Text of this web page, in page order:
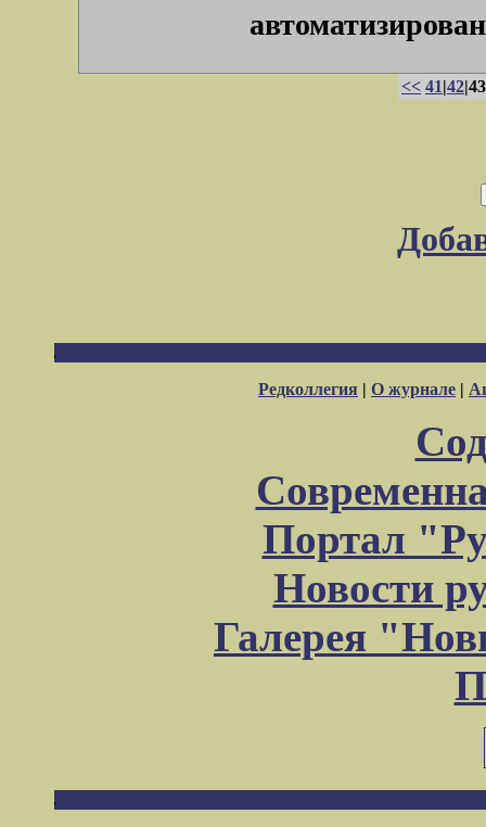
<< 41|42
Редколлегия | О журнале |
Портал
Новости
Галерея